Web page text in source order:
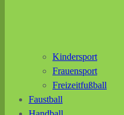
Kindersport
Frauensport
Freizeitfußball
Faustball